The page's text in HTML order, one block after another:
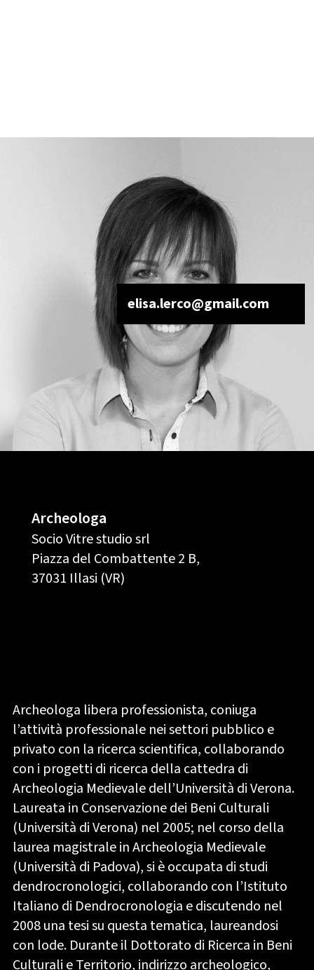
elisa.lerco@gmail.com
Archeologa
Socio Vitre studio srl
Piazza del Combattente 2 B,
37031 Illasi (VR)
Archeologa libera professionista, coniuga
l’attività professionale nei settori pubblico e
privato con la ricerca scientifica, collaborando
con i progetti di ricerca della cattedra di
Archeologia Medievale dell’Università di Verona.
Laureata in Conservazione dei Beni Culturali
(Università di Verona) nel 2005; nel corso della
laurea magistrale in Archeologia Medievale
(Università di Padova), si è occupata di studi
dendrocronologici, collaborando con l’Istituto
Italiano di Dendrocronologia e discutendo nel
2008 una tesi su questa tematica, laureandosi
con lode. Durante il Dottorato di Ricerca in Beni
Culturali e Territorio, indirizzo archeologico,